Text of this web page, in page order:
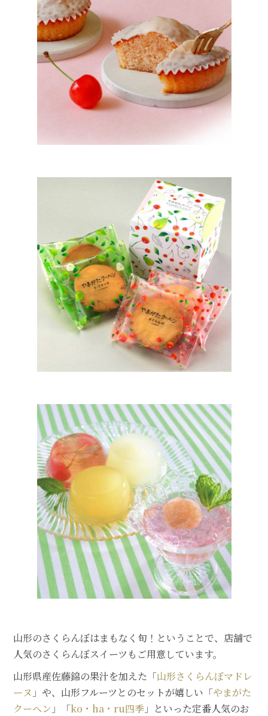
山形のさくらんぼはまもなく旬！ということで、店舗で
人気のさくらんぼスイーツもご用意しています。
山形県産佐藤錦の果汁を加えた「山形さくらんぼマドレ
ーヌ 」や、山形フルーツとのセットが嬉しい「やまがた
クーヘン 」「ko・ha・ru四季」といった定番人気のお